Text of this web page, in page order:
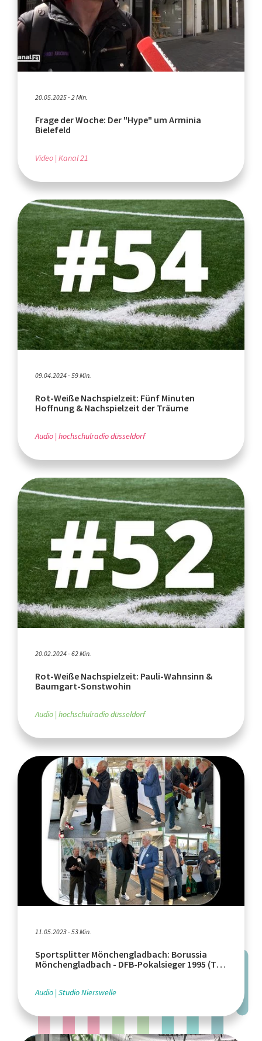
20.05.2025 - 2 Min.
Frage der Woche: Der "Hype" um Arminia
Bielefeld
Video Kanal 21
09.04.2024 - 59 Min.
Rot-Weiße Nachspielzeit: Fünf Minuten
Hoffnung & Nachspielzeit der Träume
Audio hochschulradio düsseldorf
20.02.2024 - 62 Min.
Rot-Weiße Nachspielzeit: Pauli-Wahnsinn &
Baumgart-Sonstwohin
Audio hochschulradio düsseldorf
11.05.2023 - 53 Min.
Sportsplitter Mönchengladbach: Borussia
Mönchengladbach - DFB-Pokalsieger 1995 (Teil
Audio Studio Nierswelle